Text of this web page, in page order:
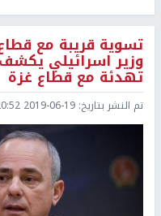
تسوية قريبة مع
وزير اسرائيلي
تهدئة مع قطاع غزة
تم النشر بتاريخ: 2019-06-19 20:52